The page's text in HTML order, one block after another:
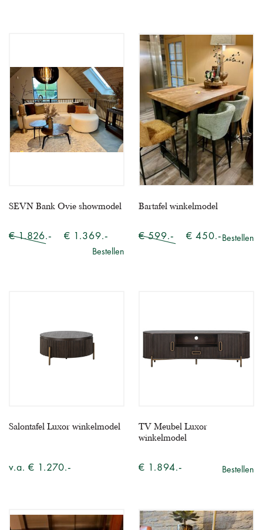
SEVN Bank Ovie showmodel
€ 1.826.- € 1.369.-
Bestellen
Bartafel winkelmodel
€ 599.- € 450.-Bestellen
Salontafel Luxor winkelmodel
v.a. € 1.270.-
TV Meubel Luxor
winkelmodel
€ 1.894.- Bestellen